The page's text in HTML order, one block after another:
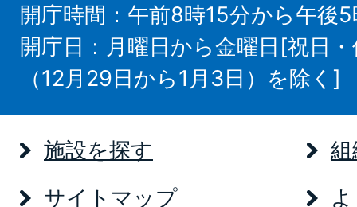
開庁時間：午前8時15分から午後5
開庁日：月曜日から金曜日[祝日
（12月29日から1月3日）を除く]
施設を探す
サイトマップ